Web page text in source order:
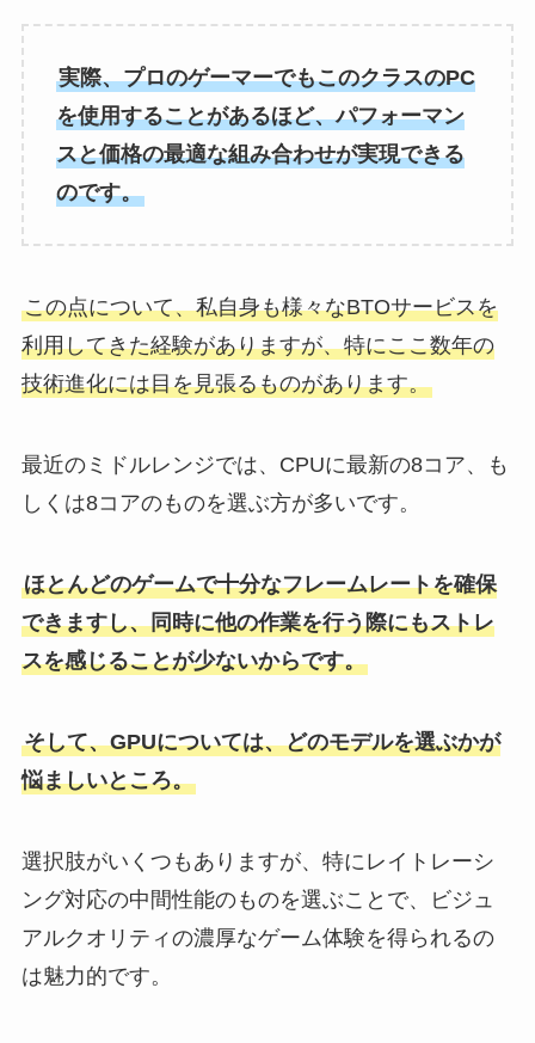
実際、プロのゲーマーでもこのクラスのPC
を使用することがあるほど、パフォーマン
スと価格の最適な組み合わせが実現できる
のです。
この点について、私自身も様々なBTOサービスを
利用してきた経験がありますが、特にここ数年の
技術進化には目を見張るものがあります。
最近のミドルレンジでは、CPUに最新の8コア、も
しくは8コアのものを選ぶ方が多いです。
ほとんどのゲームで十分なフレームレートを確保
できますし、同時に他の作業を行う際にもストレ
スを感じることが少ないからです。
そして、GPUについては、どのモデルを選ぶかが
悩ましいところ。
選択肢がいくつもありますが、特にレイトレーシ
ング対応の中間性能のものを選ぶことで、ビジュ
アルクオリティの濃厚なゲーム体験を得られるの
は魅力的です。